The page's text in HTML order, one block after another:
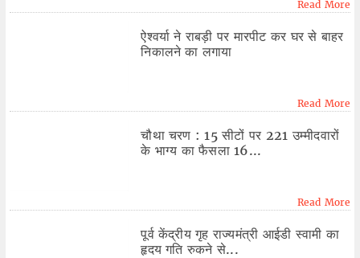
Read More
ऐश्वर्या ने राबड़ी पर मारपीट कर घर से बाहर
निकालने का लगाया
Read More
चौथा चरण : 15 सीटों पर 221 उम्मीदवारों
के भाग्य का फैसला 16...
Read More
पूर्व केंद्रीय गृह राज्यमंत्री आईडी स्वामी का
हृदय गति रुकने से...